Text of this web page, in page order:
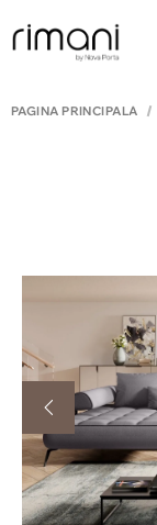
PAGINA PRINCIPALĂ